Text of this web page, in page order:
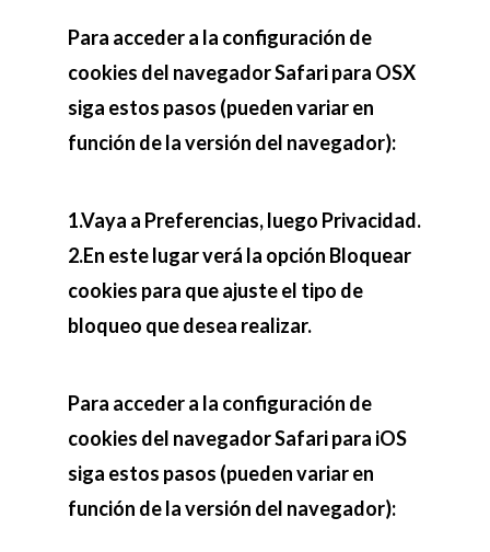
Para acceder a la configuración de
cookies del navegador Safari para OSX
siga estos pasos (pueden variar en
función de la versión del navegador):
1.Vaya a Preferencias, luego Privacidad.
2.En este lugar verá la opción Bloquear
cookies para que ajuste el tipo de
bloqueo que desea realizar.
Para acceder a la configuración de
cookies del navegador Safari para iOS
siga estos pasos (pueden variar en
función de la versión del navegador):